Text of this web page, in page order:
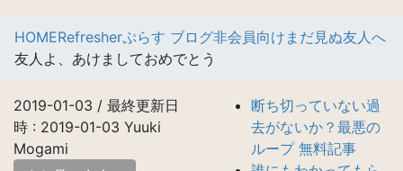
HOMERefresherぷらす ブログ非会員向け まだ見ぬ友人へ
友人よ、あけましておめでとう
2019-01-03 / 最終更新日
時 : 2019-01-03 Yuuki
Mogami
断ち切っていない過
去がないか？最悪の
ループ 無料記事